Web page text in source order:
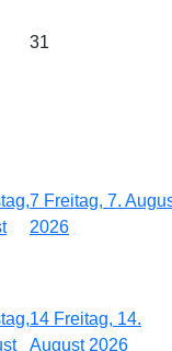
31
7 Freitag, 7.
2026
14 Freitag, 14.
August 2026